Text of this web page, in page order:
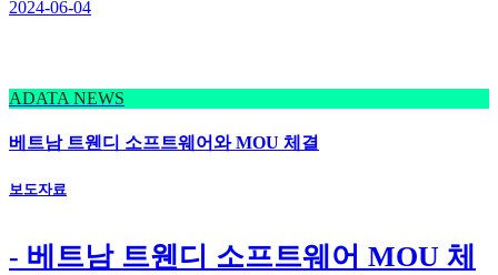
2024-06-04
ADATA NEWS
베트남 트웬디 소프트웨어와 MOU 체결
보도자료
- 베트남 트웬디 소프트웨어 MOU 체